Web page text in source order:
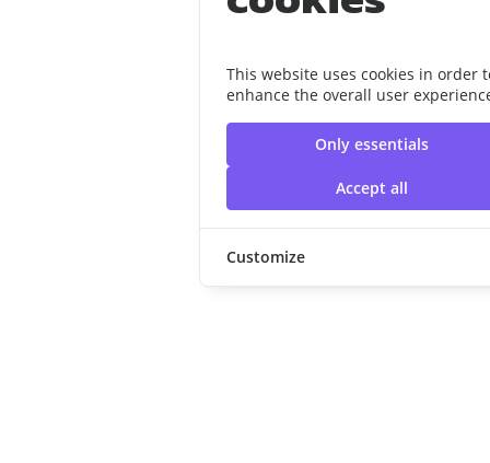
This website uses cookies in order
enhance the overall user
Only essentials
Accept all
Customize